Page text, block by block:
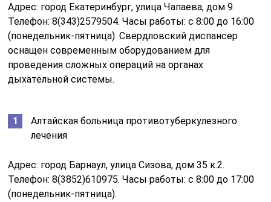
Адрес: город Екатеринбург, улица Чапаева, дом 9.
Телефон: 8(343)2579504. Часы работы: с 8:00 до 16:00
(понедельник-пятница). Свердловский диспансер
оснащен современным оборудованием для
проведения сложных операций на органах
дыхательной системы.
Алтайская больница противотуберкулезного
лечения
Адрес: город Барнаул, улица Сизова, дом 35 к.2.
Телефон: 8(3852)610975. Часы работы: с 8:00 до 17:00
(понедельник-пятница).